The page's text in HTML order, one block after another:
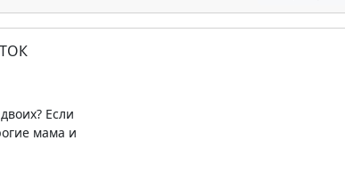
Если
мама и